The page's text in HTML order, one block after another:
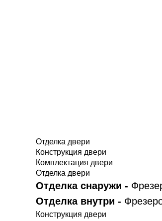
Отделка двери
Конструкция двери
Комплектация двери
Отделка двери
Отделка снаружи -
Отделка внутри -
Конструкция двери